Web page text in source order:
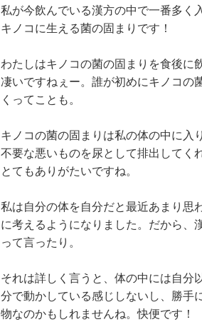
私が今飲んでいる漢方の中で一番多く
キノコに生える菌の固まりです！
わたしはキノコの菌の固まりを食後に
凄いですねぇー。誰が初めにキノコの
くってことも。
キノコの菌の固まりは私の体の中に入り
不要な悪いものを尿として排出してく
とてもありがたいですね。
私は自分の体を自分だと最近あまり思
に考えるようになりました。だから、
って言ったり。
それは詳しく言うと、体の中には自分
分で動かしている感じしないし、勝手
物なのかもしれませんね。快便です！